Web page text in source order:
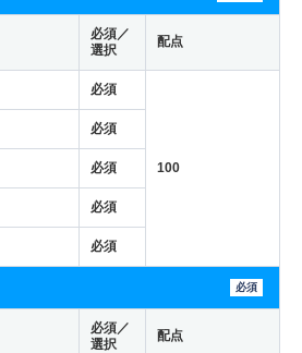
必須／
選択
配点
必須
100
必須
必須
必須
必須
必須
必須／
選択
配点